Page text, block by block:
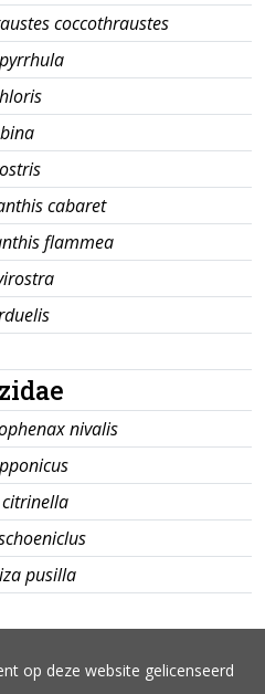
coccothraustes
cabaret
flammea
nivalis
pusilla
op deze website gelicenseerd